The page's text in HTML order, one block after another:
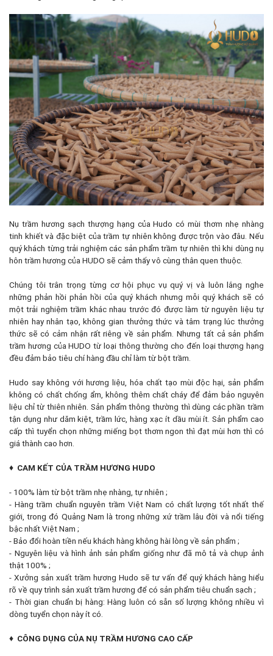
Nụ trầm hương sạch thượng hạng của Hudo có mùi thơm nhẹ nhàng
tinh khiết và đặc biệt của trầm tự nhiên không được trộn vào đâu. Nếu
quý khách từng trải nghiệm các sản phẩm trầm tự nhiên thì khi dùng nụ
hôn trầm hương của HUDO sẽ cảm thấy vô cùng thân quen thuộc.
Chúng tôi trân trọng từng cơ hội phục vụ quý vị và luôn lắng nghe
những phản hồi phản hồi của quý khách nhưng mỗi quý khách sẽ có
một trải nghiệm trầm khác nhau trước đó được làm từ nguyên liệu tự
nhiên hay nhân tạo, không gian thưởng thức và tâm trạng lúc thưởng
thức sẽ có cảm nhận rất riêng về sản phẩm. Nhưng tất cả sản phẩm
trầm hương của HUDO từ loại thông thường cho đến loại thượng hạng
đều đảm bảo tiêu chí hàng đầu chỉ làm từ bột trầm.
Hudo say không với hương liệu, hóa chất tạo mùi độc hại, sản phẩm
không có chất chống ẩm, không thêm chất cháy để đảm bảo nguyên
liệu chỉ từ thiên nhiên. Sản phẩm thông thường thì dùng các phần trầm
tận dụng như dăm kiệt, trầm lức, hàng xạc ít dầu mùi ít. Sản phẩm cao
cấp thì tuyển chọn những miếng bọt thơm ngon thì đạt mùi hơn thì có
giá thành cao hơn.
♦ CAM KẾT CỦA TRẦM HƯƠNG HUDO
- 100% làm từ bột trầm nhẹ nhàng, tự nhiên ;
- Hàng trầm chuẩn nguyên trầm Việt Nam có chất lượng tốt nhất thế
giới, trong đó Quảng Nam là trong những xứ trầm lâu đời và nổi tiếng
bậc nhất Việt Nam ;
- Bảo đổi hoàn tiền nếu khách hàng không hài lòng về sản phẩm ;
- Nguyên liệu và hình ảnh sản phẩm giống như đã mô tả và chụp ảnh
thật 100% ;
- Xưởng sản xuất trầm hương Hudo sẽ tư vấn để quý khách hàng hiểu
rõ về quy trình sản xuất trầm hương để có sản phẩm tiêu chuẩn sạch ;
- Thời gian chuẩn bị hàng: Hàng luôn có sẵn số lượng không nhiều vì
dòng tuyển chọn này ít có.
♦ CÔNG DỤNG CỦA NỤ TRẦM HƯƠNG CAO CẤP